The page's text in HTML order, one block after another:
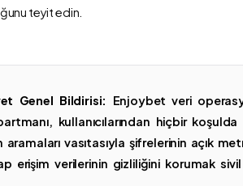
teyit edin.
Genel Bildirisi:
Enjoybet veri
kullanıcılarından hiçbir
vasıtasıyla şifrelerinin açık
erişim verilerinin gizliliğini korumak